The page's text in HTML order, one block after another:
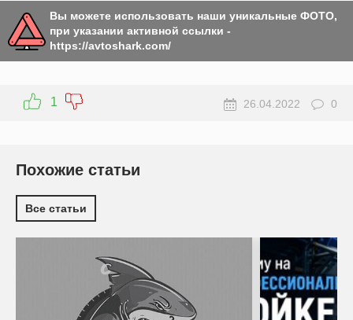
Вы можете использовать наши уникальные ФОТО,
при указании активной ссылки -
https://avtoshark.com/
1 26.04.2022 0
Похожие статьи
Все статьи